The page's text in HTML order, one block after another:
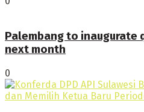
Palembang to inaugurate
next month
0